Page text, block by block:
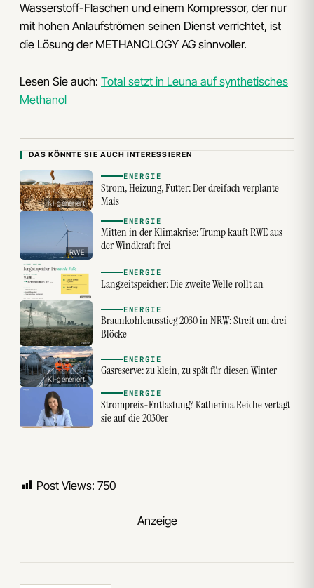
Wasserstoff-Flaschen und einem Kompressor, der nur
mit hohen Anlaufströmen seinen Dienst verrichtet, ist
die Lösung der METHANOLOGY AG sinnvoller.
Lesen Sie auch: Total setzt in Leuna auf synthetisches
Methanol
DAS KÖNNTE SIE AUCH INTERESSIEREN
KI-generiert
ENERGIE
Strom, Heizung, Futter: Der dreifach verplante
Mais
RWE
ENERGIE
Mitten in der Klimakrise: Trump kauft RWE aus
der Windkraft frei
ENERGIE
Langzeitspeicher: Die zweite Welle rollt an
ENERGIE
Braunkohleausstieg 2030 in NRW: Streit um drei
Blöcke
KI-generiert
ENERGIE
Gasreserve: zu klein, zu spät für diesen Winter
ENERGIE
Strompreis-Entlastung? Katherina Reiche vertagt
sie auf die 2030er
Post Views: 750
Anzeige